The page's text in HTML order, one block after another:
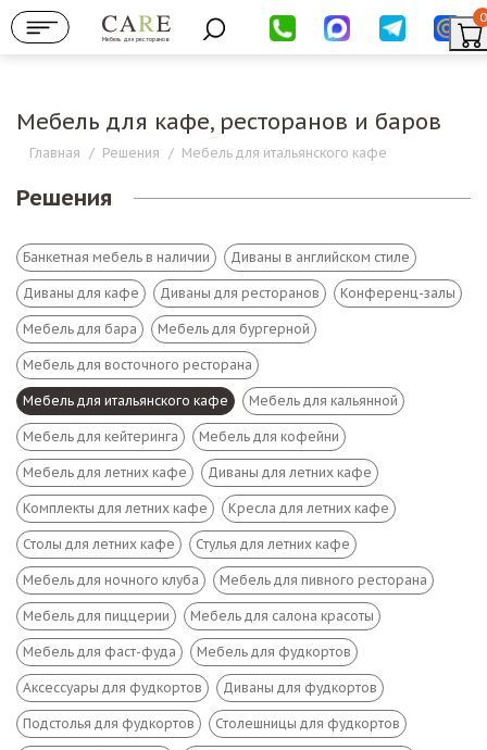
Мебель для ресторанов
0
Мебель для кафе, ресторанов и баров
Главная / Решения / Мебель для итальянского кафе
Решения
Банкетная мебель в наличии Диваны в английском стиле
Диваны для кафе Диваны для ресторанов Конференц-залы
Мебель для бара Мебель для бургерной
Мебель для восточного ресторана
Мебель для итальянского кафе Мебель для кальянной
Мебель для кейтеринга Мебель для кофейни
Мебель для летних кафе Диваны для летних кафе
Комплекты для летних кафе Кресла для летних кафе
Столы для летних кафе Стулья для летних кафе
Мебель для ночного клуба Мебель для пивного ресторана
Мебель для пиццерии Мебель для салона красоты
Мебель для фаст-фуда Мебель для фудкортов
Аксессуары для фудкортов Диваны для фудкортов
Подстолья для фудкортов Столешницы для фудкортов